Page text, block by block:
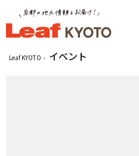
Leaf KYOTO イベント